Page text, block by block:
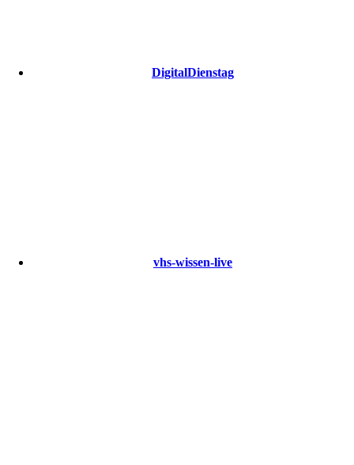
DigitalDienstag
vhs-wissen-live